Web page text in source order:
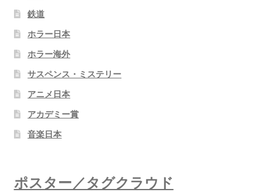
鉄道
ホラー日本
ホラー海外
サスペンス・ミステリー
アニメ日本
アカデミー賞
音楽日本
ポスター／タグクラウド